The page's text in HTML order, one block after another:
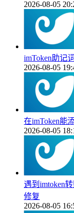
2026-08-05
imToken助记
2026-08-05
在imToken能
2026-08-05
遇到imtoken
修复
2026-08-05